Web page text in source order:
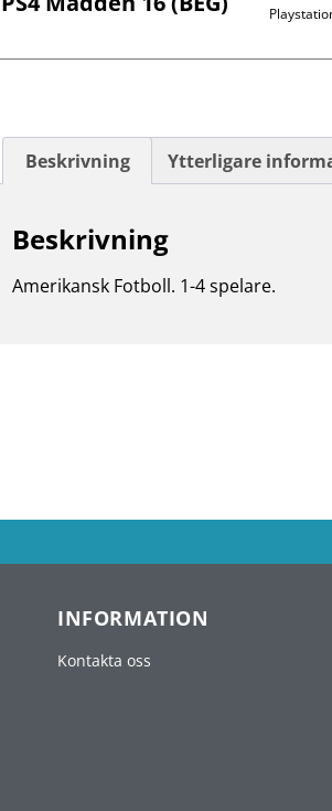
Beskrivning Ytterligare
Beskrivning
Amerikansk Fotboll. 1-4 spelare.
INFORMATION
Kontakta oss